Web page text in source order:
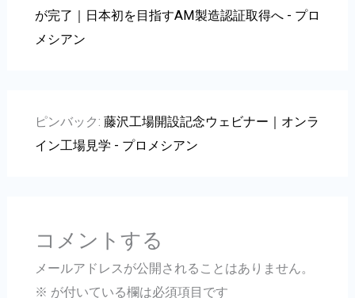
が完了｜日本初を目指すAM製造認証取得へ - プロ
メシアン
ピンバック: 藤沢工場開設記念ウェビナー｜オンラ
イン工場見学 - プロメシアン
コメントする
メールアドレスが公開されることはありません。
※ が付いている欄は必須項目です